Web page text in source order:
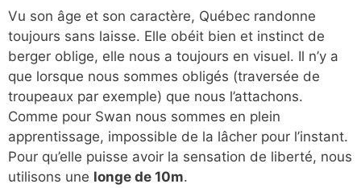
Vu son âge et son caractère, Québec randonne
toujours sans laisse. Elle obéit bien et instinct de
berger oblige, elle nous a toujours en visuel. Il n’y a
que lorsque nous sommes obligés (traversée de
troupeaux par exemple) que nous l’attachons.
Comme pour Swan nous sommes en plein
apprentissage, impossible de la lâcher pour l’instant.
Pour qu’elle puisse avoir la sensation de liberté, nous
utilisons une longe de 10m.